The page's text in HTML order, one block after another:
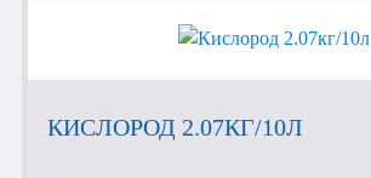
КИСЛОРОД 2.07КГ/10Л